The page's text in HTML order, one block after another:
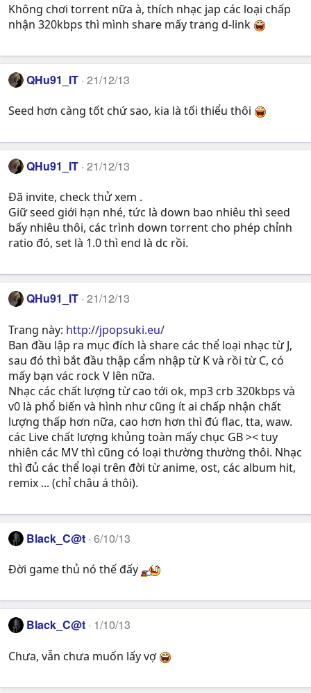
Không chơi torrent nữa à, thích nhạc jap các loại chấp
nhận 320kbps thì mình share mấy trang d-link
QHu91_IT 21/12/13
Seed hơn càng tốt chứ sao, kia là tối thiểu thôi
QHu91_IT 21/12/13
Đã invite, check thử xem .
Giữ seed giới hạn nhé, tức là down bao nhiêu thì seed
bấy nhiêu thôi, các trình down torrent cho phép chỉnh
ratio đó, set là 1.0 thì end là dc rồi.
QHu91_IT 21/12/13
Trang này: http://jpopsuki.eu/
Ban đầu lập ra mục đích là share các thể loại nhạc từ J,
sau đó thì bắt đầu thập cẩm nhập từ K và rồi từ C, có
mấy bạn vác rock V lên nữa.
Nhạc các chất lượng từ cao tới ok, mp3 crb 320kbps và
v0 là phổ biến và hình như cũng ít ai chấp nhận chất
lượng thấp hơn nữa, cao hơn hơn thì đú flac, tta, waw.
các Live chất lượng khủng toàn mấy chục GB >< tuy
nhiên các MV thì cũng có loại thường thường thôi. Nhạc
thì đủ các thể loại trên đời từ anime, ost, các album hit,
remix ... (chỉ châu á thôi).
Black_C@t 6/10/13
Đời game thủ nó thế đấy
Black_C@t 1/10/13
Chưa, vẫn chưa muốn lấy vợ